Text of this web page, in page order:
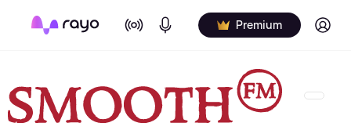
On Air Podcasts Premium Log in